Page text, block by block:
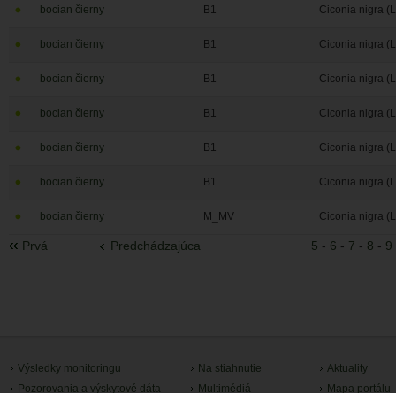
bocian čierny B1 Ciconia nigra
bocian čierny B1 Ciconia nigra
bocian čierny B1 Ciconia nigra
bocian čierny B1 Ciconia nigra
bocian čierny B1 Ciconia nigra
bocian čierny B1 Ciconia nigra
bocian čierny M_MV Ciconia nigra
Prvá Predchádzajúca 5 - 6 - 7 - 8 - 9
Výsledky monitoringu
Pozorovania a výskytové dáta
Na stiahnutie
Multimédiá
Aktuality
Mapa portálu